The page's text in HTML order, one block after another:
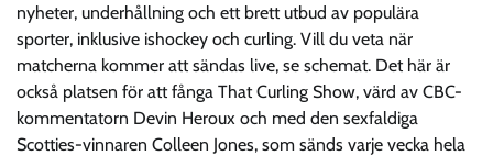
nyheter, underhållning och ett brett utbud av populära
sporter, inklusive ishockey och curling. Vill du veta när
matcherna kommer att sändas live, se schemat. Det här är
också platsen för att fånga That Curling Show, värd av CBC-
kommentatorn Devin Heroux och med den sexfaldiga
Scotties-vinnaren Colleen Jones, som sänds varje vecka hela